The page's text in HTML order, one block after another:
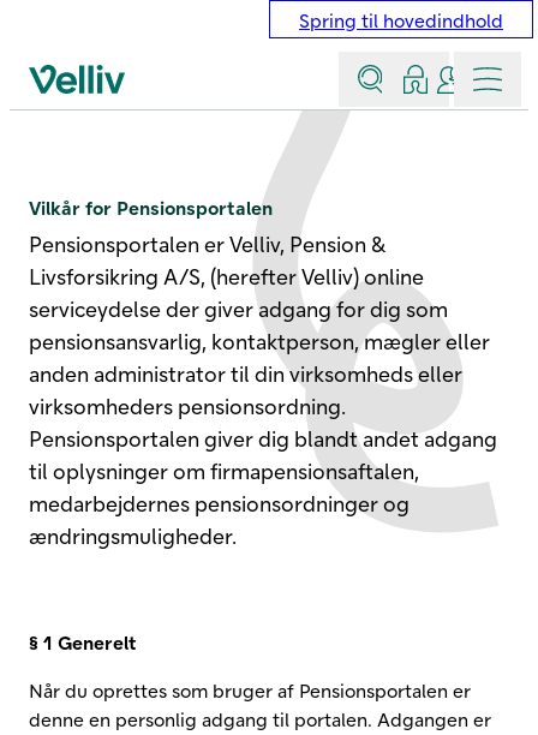
Spring til hovedindhold
Velliv startside
Søg Log indKontakt
Menu
Vilkår for Pensionsportalen
Vilkår for Pensionsportalen
Pensionsportalen er Velliv, Pension &
Livsforsikring A/S, (herefter Velliv) online
serviceydelse der giver adgang for dig som
pensionsansvarlig, kontaktperson, mægler eller
anden administrator til din virksomheds eller
virksomheders pensionsordning.
Pensionsportalen giver dig blandt andet adgang
til oplysninger om firmapensionsaftalen,
medarbejdernes pensionsordninger og
ændringsmuligheder.
§ 1 Generelt
Når du oprettes som bruger af Pensionsportalen er
denne en personlig adgang til portalen. Adgangen er